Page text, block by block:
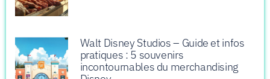
Walt Disney Studios – Guide et infos
pratiques : 5 souvenirs
incontournables du merchandising